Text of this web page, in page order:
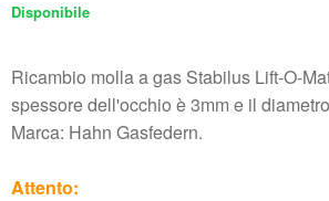
Disponibile
Ricambio molla a gas Stabilus Lift-O-
spessore dell'occhio è 3mm e il
Marca: Hahn Gasfedern.
Attento: